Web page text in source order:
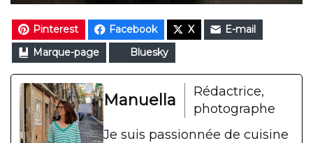
Pinterest Facebook X
E-mail
Marque-page
Bluesky
Manuella
Rédactrice,
photographe
Je suis passionnée de cuisine